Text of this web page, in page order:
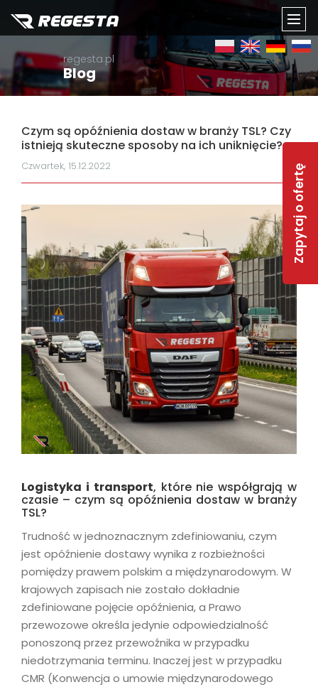
Zapytaj o ofertę
regesta.pl
Blog
Czym są opóźnienia dostaw w branży TSL? Czy
istnieją skuteczne sposoby na ich uniknięcie?
Czwartek, 15.12.2022
Logistyka i transport, które nie współgrają w
czasie – czym są opóźnienia dostaw w branży
TSL?
Trudność w jednoznacznym zdefiniowaniu, czym
jest opóźnienie dostawy wynika z rozbieżności
pomiędzy prawem polskim a międzynarodowym. W
krajowych zapisach nie zostało dokładnie
zdefiniowane pojęcie opóźnienia, a Prawo
przewozowe określa jedynie odpowiedzialność
ponoszoną przez przewoźnika w przypadku
niedotrzymania terminu. Inaczej jest w przypadku
CMR (Konwencja o umowie międzynarodowego